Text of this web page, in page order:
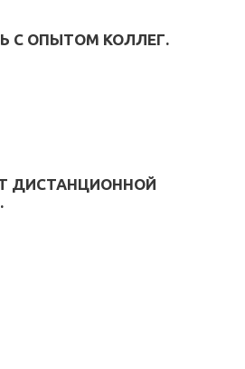
С ОПЫТОМ КОЛЛЕГ.
ДИСТАНЦИОННОЙ